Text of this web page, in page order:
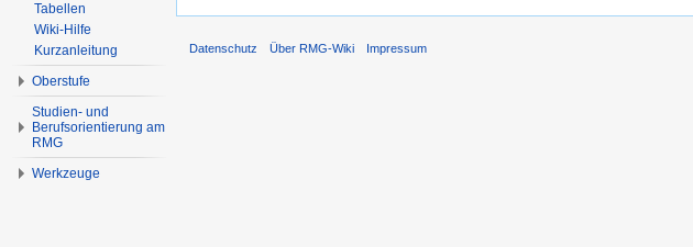
Tabellen
Wiki-Hilfe
Kurzanleitung
Oberstufe
Studien- und
Berufsorientierung am
RMG
Werkzeuge
Datenschutz Über RMG-Wiki Impressum